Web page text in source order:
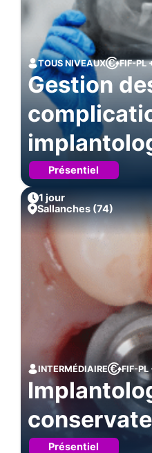
TOUS NIVEAUX FIF-PL
Gestion
Présentiel
1 jour
Sallanches (74)
INTERMÉDIAIRE FIF-PL
Présentiel